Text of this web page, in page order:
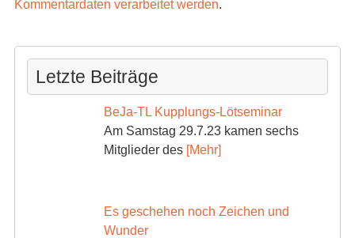
Kommentardaten verarbeitet werden.
Letzte Beiträge
BeJa-TL Kupplungs-Lötseminar
Am Samstag 29.7.23 kamen sechs
Mitglieder des [Mehr]
Es geschehen noch Zeichen und
Wunder